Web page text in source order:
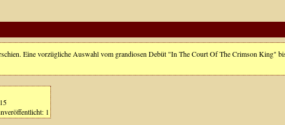
Eine vorzügliche Auswahl vom grandiosen Debüt "In The Court Of The Crimson King"
1